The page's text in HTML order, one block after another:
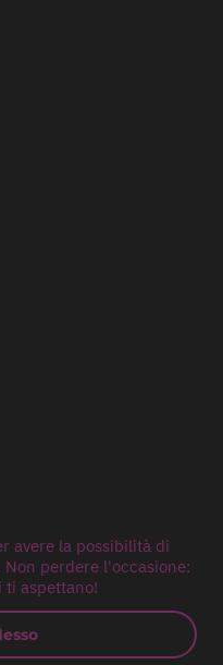
avere la possibilità di
Non perdere l'occasione:
ti aspettano!